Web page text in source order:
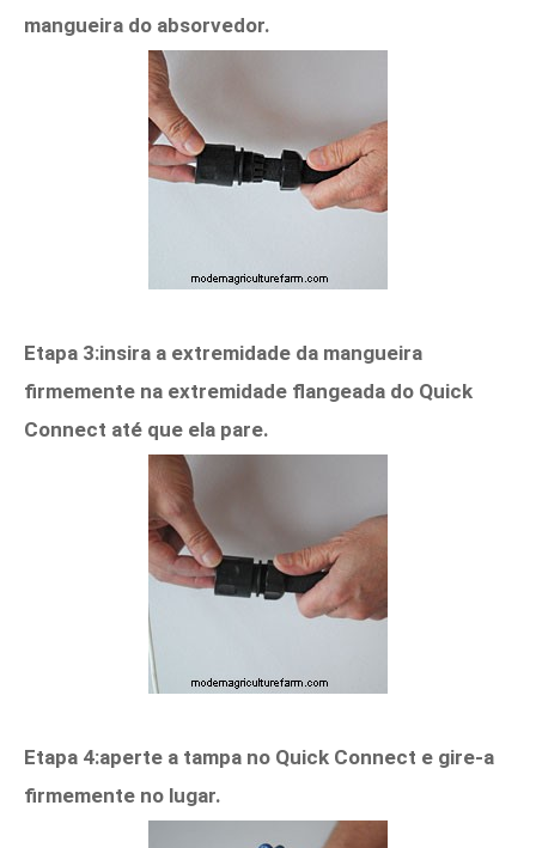
mangueira do absorvedor.
Etapa 3:insira a extremidade da mangueira
firmemente na extremidade flangeada do Quick
Connect até que ela pare.
Etapa 4:aperte a tampa no Quick Connect e gire-a
firmemente no lugar.